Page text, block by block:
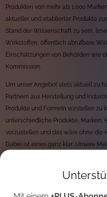
Produkten von mehr als 1.000
aktueller und etablierter Produkte
Stand der Wissenschaft zu sein,
Wirkstoffen, öffentlich abrufbare
Einschätzungen von Behörden wie
Kommission.
Um unser Angebot stets aktuell zu
Partnern aus Herstellung und
Produkte und Formeln vorstellen zu
unterschiedliche Produkte, Marken,
vorzustellen und das wäre ohne die
Dabei ist eines ganz klar: Unsere
markenunabhängige Werbung,